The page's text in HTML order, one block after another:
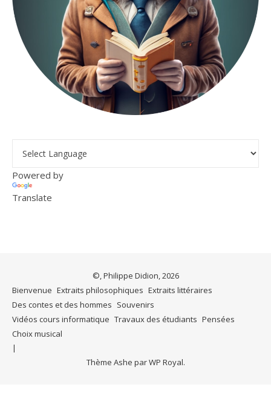
Powered by
Translate
©, Philippe Didion, 2026
Bienvenue Extraits philosophiques Extraits littéraires
Des contes et des hommes Souvenirs
Vidéos cours informatique Travaux des étudiants Pensées
Choix musical
Thème Ashe parWP Royal.